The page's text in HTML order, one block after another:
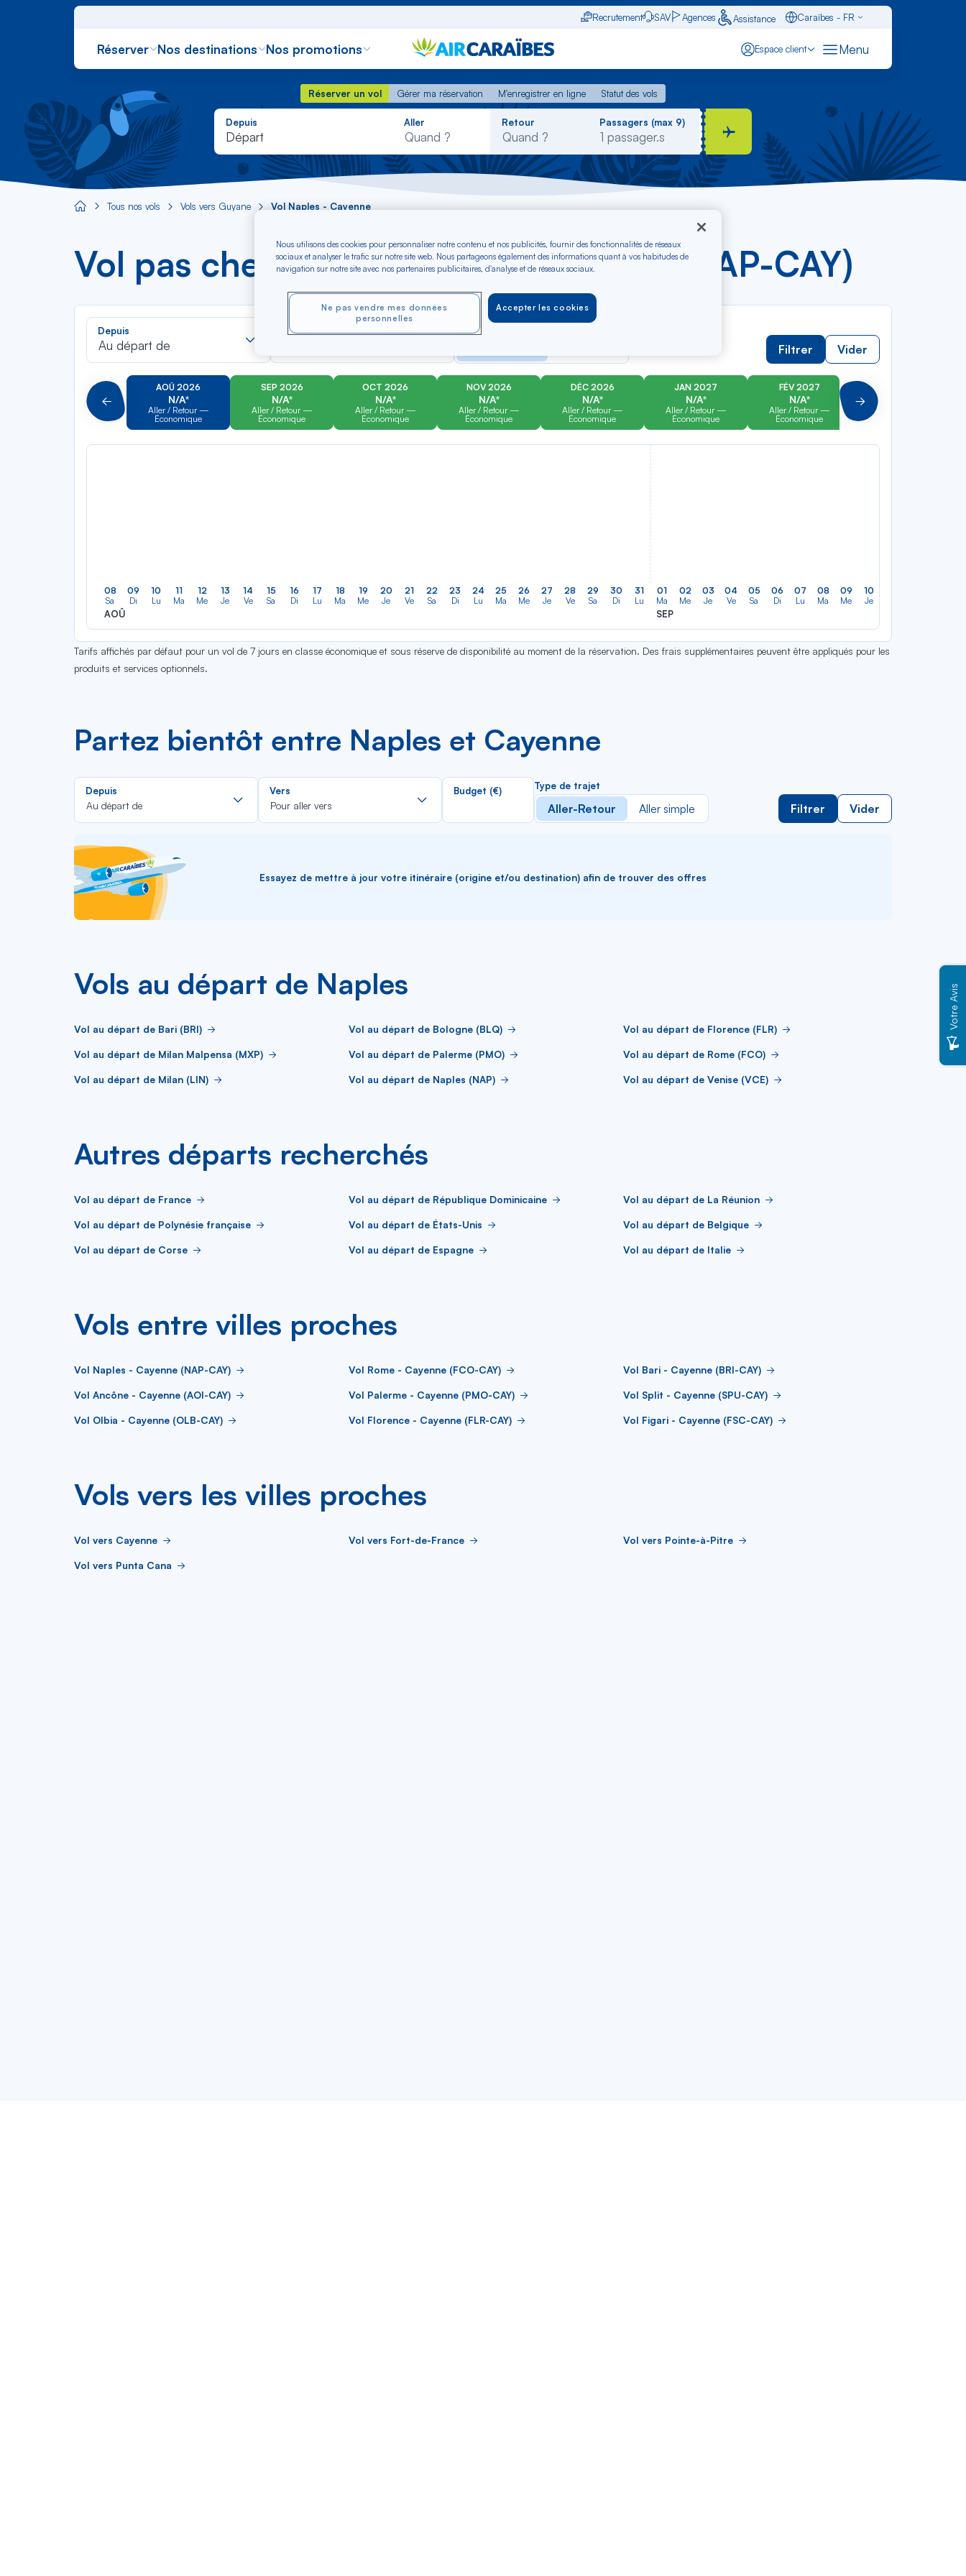
Recrutement SAV Agences Assistance
Caraïbes - FR
Réserver Nos destinations Nos promotions Espace client Menu
Réserver un vol Gérer ma réservation M'enregistrer en ligne
Statut des vols
Réserver un vol
Gérer ma réservation M'enregistrer en ligne Statut des vols
Depuis
Départ
Rechercher
dans
liste
Aller Retour Passagers (max 9)
Aircaraibes.com
Tous nos vols Vols vers Guyane Vol Naples - Cayenne
Vol pas cher Naples - Cayenne dès € (NAP-CAY)
Depuis
Au départ de
Rechercher
la
liste
Vers
Rechercher
la
liste
Type de trajet
Filtrer Vider
Précédent
AOÛ 2026
N/A*
Aller / Retour —
Économique
SEP 2026
N/A*
Aller / Retour —
Économique
OCT 2026
N/A*
Aller / Retour —
Économique
NOV 2026
N/A*
Aller / Retour —
Économique
DÉC 2026
N/A*
Aller / Retour —
Économique
JAN 2027
N/A*
Aller / Retour —
Économique
FÉV 2027
N/A*
Aller / Retour —
Économique
Aller / Retour —
Suivant
08
Sa
AOÛ
09
Di
10
Lu
11
Ma
12
Me
13
Je
14
Ve
15
Sa
16
Di
17
Lu
18
Ma
19
Me
20
Je
21
Ve
22
Sa
23
Di
24
Lu
25
Ma
26
Me
27
Je
28
Ve
29
Sa
30
Di
31
Lu
01
Ma
SEP
02
Me
03
Je
04
Ve
05
Sa
06
Di
07
Lu
08
Ma
09
Me
10
Je
Tarifs affichés par défaut pour un vol de 7 jours en classe économique et sous réserve de disponibilité au moment de la réservation. Des frais supplémentaires peuvent être appliqués pour les
produits et services optionnels.
Partez bientôt entre Naples et Cayenne
Depuis
Au départ de
Rechercher
dans
la
Vers
Pour aller vers
Rechercher
la
Budget (€) Type de trajet
Aller-Retour Aller simple Filtrer Vider
Essayez de mettre à jour votre itinéraire (origine et/ou destination) afin de trouver des offres
Vols au départ de Naples
Vol au départ de Bari (BRI) Vol au départ de Bologne (BLQ) Vol au départ de Florence (FLR)
Vol au départ de Milan Malpensa (MXP) Vol au départ de Palerme (PMO) Vol au départ de Rome (FCO)
Vol au départ de Milan (LIN) Vol au départ de Naples (NAP) Vol au départ de Venise (VCE)
Autres départs recherchés
Vol au départ de France Vol au départ de République Dominicaine Vol au départ de La Réunion
Vol au départ de Polynésie française Vol au départ de États-Unis Vol au départ de Belgique
Vol au départ de Corse Vol au départ de Espagne Vol au départ de Italie
Vols entre villes proches
Vol Naples - Cayenne (NAP-CAY) Vol Rome - Cayenne (FCO-CAY) Vol Bari - Cayenne (BRI-CAY)
Vol Ancône - Cayenne (AOI-CAY) Vol Palerme - Cayenne (PMO-CAY) Vol Split - Cayenne (SPU-CAY)
Vol Olbia - Cayenne (OLB-CAY) Vol Florence - Cayenne (FLR-CAY) Vol Figari - Cayenne (FSC-CAY)
Vols vers les villes proches
Vol vers Cayenne Vol vers Fort-de-France Vol vers Pointe-à-Pitre
Vol vers Punta Cana
Nous utilisons des cookies pour personnaliser notre contenu et nos publicités, fournir des fonctionnalités de réseaux
sociaux et analyser le trafic sur notre site web. Nous partageons également des informations quant à vos habitudes de
navigation sur notre site avec nos partenaires publicitaires, d'analyse et de réseaux sociaux.
Accepter les cookies
Ne pas vendre mes données
personnelles
Votre Avis